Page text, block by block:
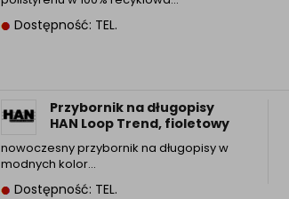
Dostępność: TEL.
Przybornik na długopisy
HAN Loop Trend, fioletowy
nowoczesny przybornik na długopisy w
modnych kolor...
Dostępność: TEL.